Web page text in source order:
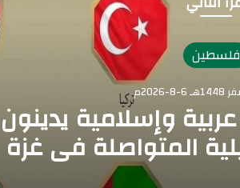
فلسطين
8 دول عربية وإسلامية يدينون
المتواصلة في غزة